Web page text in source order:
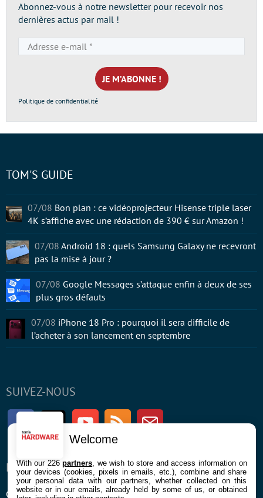
Abonnez-vous à notre newsletter pour recevoir nos
dernières actus par mail !
e-
mail
*
Politique de confidentialité
SUIVEZ-NOUS
FacebookTwitter Youtube RSS Newsletter
ENTREPRISE
Confidentialité et Cookies
À PROPOS
Contact
TOM'S GUIDE
07/08 Bon plan : ce vidéoprojecteur Hisense triple laser
4K s’affiche avec une rédaction de 390 € sur Amazon !
07/08 Android 18 : quels Samsung Galaxy ne recevront
pas la mise à jour ?
07/08 Google Messages s’attaque enfin à deux de ses
plus gros défauts
07/08 iPhone 18 Pro : pourquoi il sera difficile de
l’acheter à son lancement en septembre
Welcome
With our 226partners , we wish to store and access information on
your devices (cookies, pixels in emails, etc.), combine and share
your personal data with our partners, whether collected on this
website or in our emails, already held by some of us, or obtained